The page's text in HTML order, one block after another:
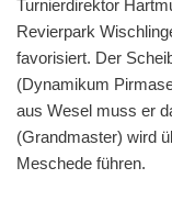
Turnierdirektor
Revierpark
favorisiert. Der
(Dynamikum
aus Wesel muss er
(Grandmaster) wird
Meschede führen.